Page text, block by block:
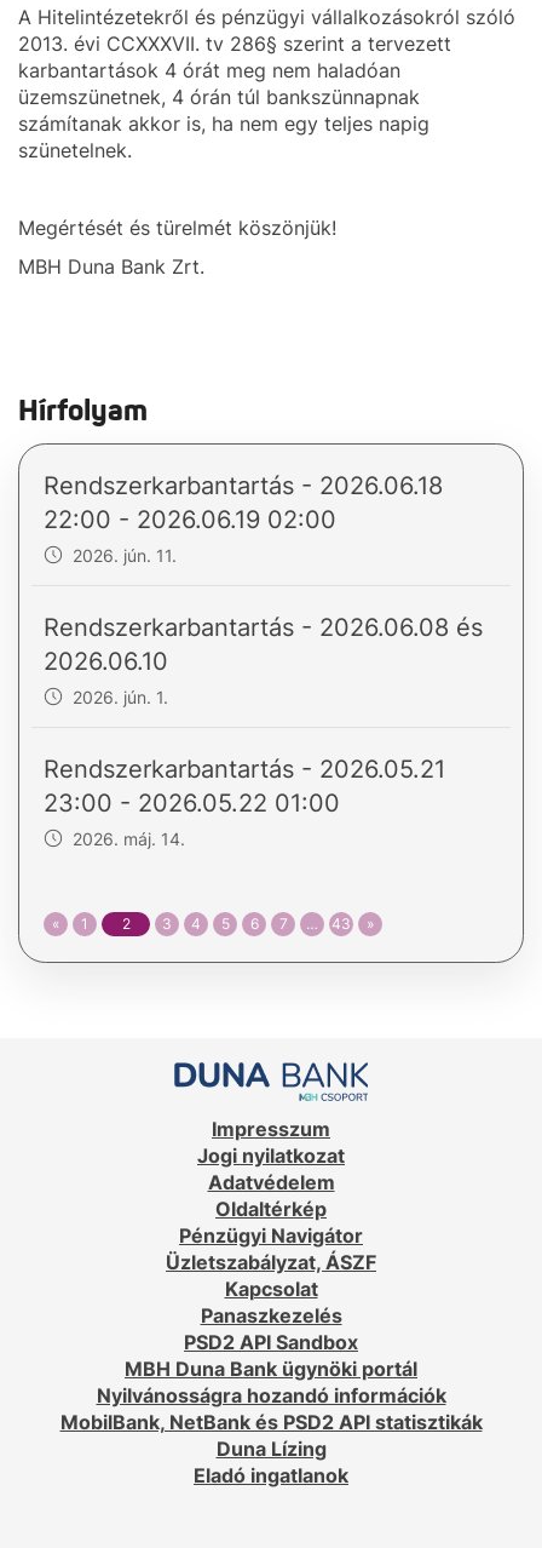
A Hitelintézetekről és pénzügyi vállalkozásokról szóló
2013. évi CCXXXVII. tv 286§ szerint a tervezett
karbantartások 4 órát meg nem haladóan
üzemszünetnek, 4 órán túl bankszünnapnak
számítanak akkor is, ha nem egy teljes napig
szünetelnek.
Megértését és türelmét köszönjük!
MBH Duna Bank Zrt.
Hírfolyam
Rendszerkarbantartás - 2026.06.18
22:00 - 2026.06.19 02:00
2026. jún. 11.
Rendszerkarbantartás - 2026.06.08 és
2026.06.10
2026. jún. 1.
Rendszerkarbantartás - 2026.05.21
23:00 - 2026.05.22 01:00
2026. máj. 14.
« 1 2 3 4 5 6 7 … 43 »
Impresszum
Jogi nyilatkozat
Adatvédelem
Oldaltérkép
Pénzügyi Navigátor
Üzletszabályzat, ÁSZF
Kapcsolat
Panaszkezelés
PSD2 API Sandbox
MBH Duna Bank ügynöki portál
Nyilvánosságra hozandó információk
MobilBank, NetBank és PSD2 API statisztikák
Duna Lízing
Eladó ingatlanok